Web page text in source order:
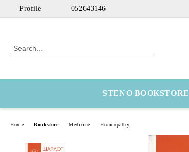
Profile 052643146
STENO BOOKSTORE
Home Bookstore Medicine Homeopathy